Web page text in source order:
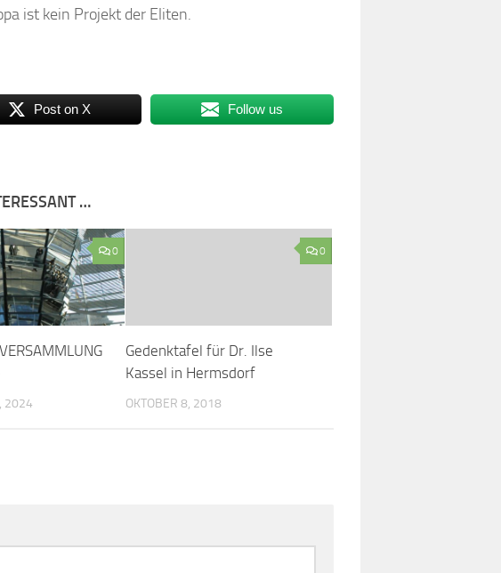
ist kein Projekt der Eliten.
Post on X Follow us
…
0
2024
0
Gedenktafel für Dr. Ilse
Kassel in Hermsdorf
OKTOBER 8, 2018